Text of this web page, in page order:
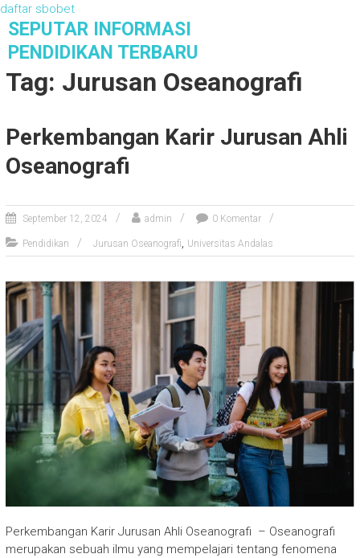
daftar sbobet
e
SEPUTAR INFORMASI
PENDIDIKAN TERBARU
Tag: Jurusan Oseanografi
Perkembangan Karir Jurusan Ahli
Oseanografi
September 12, 2024 admin 0 Komentar
Pendidikan Jurusan Oseanografi, Universitas Andalas
Perkembangan Karir Jurusan Ahli Oseanografi – Oseanografi
merupakan sebuah ilmu yang mempelajari tentang fenomena